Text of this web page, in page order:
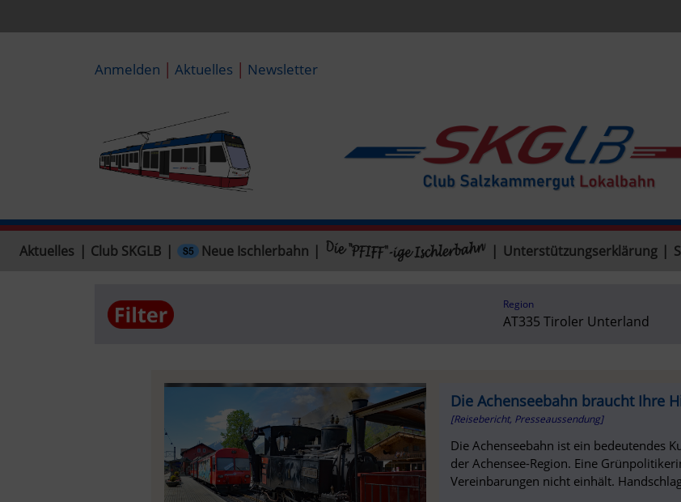
Anmelden | Aktuelles | Newsletter
Aktuelles Club SKGLB Neue Ischlerbahn Unterstützungserklärung
Region
AT335 Tiroler Unterland
Die Achenseebahn braucht Ihre
[Reisebericht, Presseaussendung]
Die Achenseebahn ist ein bedeutendes
der Achensee-Region. Eine
Vereinbarungen nicht einhält.